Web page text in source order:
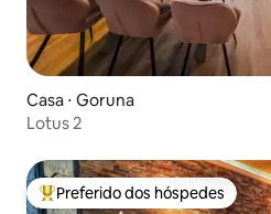
Casa ⋅ Goruna
Lotus 2
Entre os melhores preferidos
Preferido dos hóspedes